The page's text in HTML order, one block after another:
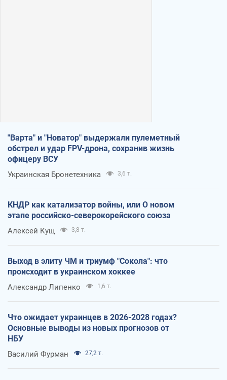
"Варта" и "Новатор" выдержали пулеметный
обстрел и удар FPV-дрона, сохранив жизнь
офицеру ВСУ
Украинская Бронетехника 3,6 т.
КНДР как катализатор войны, или О новом
этапе российско-северокорейского союза
Алексей Кущ 3,8 т.
Выход в элиту ЧМ и триумф "Сокола": что
происходит в украинском хоккее
Александр Липенко 1,6 т.
Что ожидает украинцев в 2026-2028 годах?
Основные выводы из новых прогнозов от
НБУ
Василий Фурман 27,2 т.